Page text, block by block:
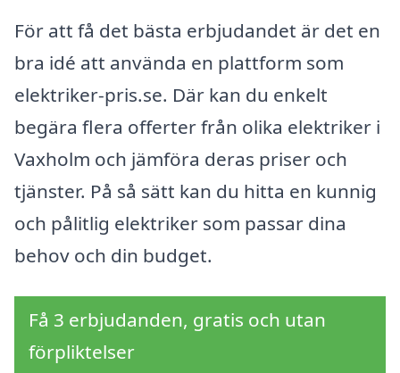
För att få det bästa erbjudandet är det en
bra idé att använda en plattform som
elektriker-pris.se. Där kan du enkelt
begära flera offerter från olika elektriker i
Vaxholm och jämföra deras priser och
tjänster. På så sätt kan du hitta en kunnig
och pålitlig elektriker som passar dina
behov och din budget.
Få 3 erbjudanden, gratis och utan
förpliktelser